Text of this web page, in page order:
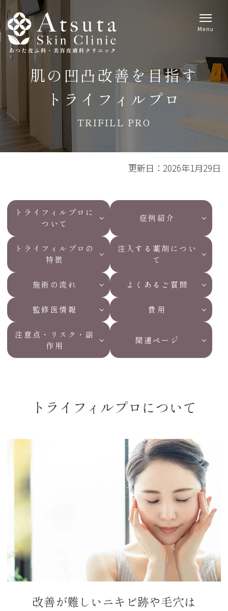
肌の凹凸改善を目指す
トライフィルプロ
TRIFILL PRO
更新日： 2026年1月29日
トライフィルプロに
ついて
症例紹介
トライフィルプロの
特徴
注入する薬剤につい
て
施術の流れ よくあるご質問
監修医情報 費用
注意点・リスク・副
作用
関連ページ
トライフィルプロについて
改善が難しいニキビ跡や毛穴は